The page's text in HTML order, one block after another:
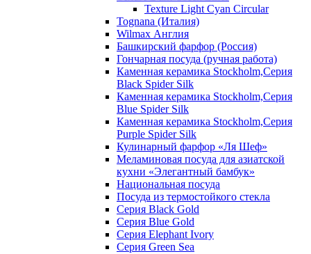
Texture Light Cyan Circular
Tognana (Италия)
Wilmax Англия
Башкирский фарфор (Россия)
Гончарная посуда (ручная работа)
Каменная керамика Stockholm,Серия
Black Spider Silk
Каменная керамика Stockholm,Серия
Blue Spider Silk
Каменная керамика Stockholm,Серия
Purple Spider Silk
Кулинарный фарфор «Ля Шеф»
Меламиновая посуда для азиатской
кухни «Элегантный бамбук»
Национальная посуда
Посуда из термостойкого стекла
Серия Black Gold
Серия Blue Gold
Серия Elephant Ivory
Серия Green Sea